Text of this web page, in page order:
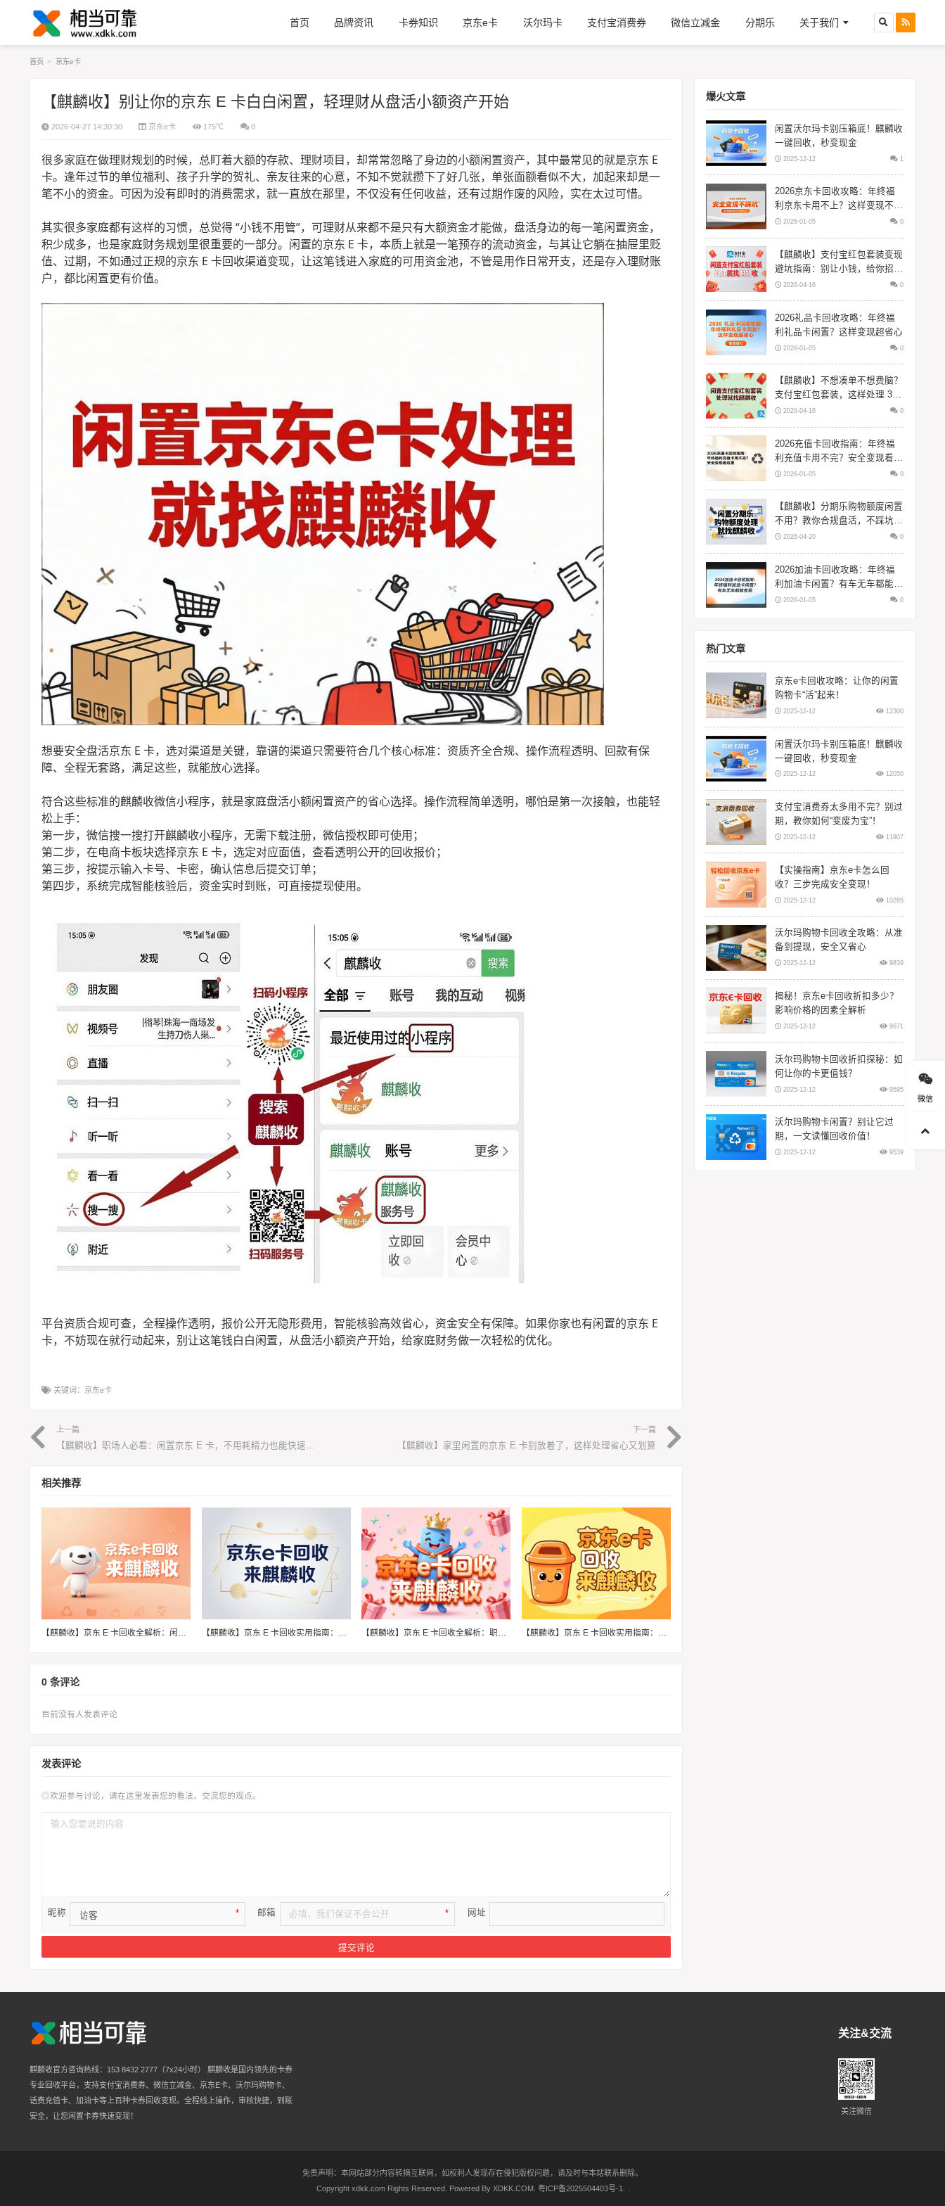
首页 品牌资讯 卡券知识 京东e卡 沃尔玛卡 支付宝消费券 微信立减金 分期乐 关于我们
首页 > 京东e卡
【麒麟收】别让你的京东 E 卡白白闲置，轻理财从盘活小额资产开始
2026-04-27 14:30:30 京东e卡 175℃ 0
很多家庭在做理财规划的时候，总盯着大额的存款、理财项目，却常常忽略了身边的小额闲置资产，其中最常见的就是京东 E
卡。逢年过节的单位福利、孩子升学的贺礼、亲友往来的心意，不知不觉就攒下了好几张，单张面额看似不大，加起来却是一
笔不小的资金。可因为没有即时的消费需求，就一直放在那里，不仅没有任何收益，还有过期作废的风险，实在太过可惜。
其实很多家庭都有这样的习惯，总觉得 “小钱不用管”，可理财从来都不是只有大额资金才能做，盘活身边的每一笔闲置资金，
积少成多，也是家庭财务规划里很重要的一部分。闲置的京东 E 卡，本质上就是一笔预存的流动资金，与其让它躺在抽屉里贬
值、过期，不如通过正规的京东 E 卡回收渠道变现，让这笔钱进入家庭的可用资金池，不管是用作日常开支，还是存入理财账
户，都比闲置更有价值。
想要安全盘活京东 E 卡，选对渠道是关键，靠谱的渠道只需要符合几个核心标准：资质齐全合规、操作流程透明、回款有保
障、全程无套路，满足这些，就能放心选择。
符合这些标准的麒麟收微信小程序，就是家庭盘活小额闲置资产的省心选择。操作流程简单透明，哪怕是第一次接触，也能轻
松上手：
第一步，微信搜一搜打开麒麟收小程序，无需下载注册，微信授权即可使用；
第二步，在电商卡板块选择京东 E 卡，选定对应面值，查看透明公开的回收报价；
第三步，按提示输入卡号、卡密，确认信息后提交订单；
第四步，系统完成智能核验后，资金实时到账，可直接提现使用。
平台资质合规可查，全程操作透明，报价公开无隐形费用，智能核验高效省心，资金安全有保障。如果你家也有闲置的京东 E
卡，不妨现在就行动起来，别让这笔钱白白闲置，从盘活小额资产开始，给家庭财务做一次轻松的优化。
关键词： 京东e卡
上一篇
【麒麟收】职场人必看：闲置京东 E 卡，不用耗精力也能快速变现
下一篇
【麒麟收】家里闲置的京东 E 卡别放着了，这样处理省心又划算
相关推荐
【麒麟收】京东 E 卡回收全解析：闲置预付卡高效变现方法 【麒麟收】京东 E 卡回收实用指南：闲置卡券轻松盘活小技巧 【麒麟收】京东 E 卡回收全解析：职场闲置权益高效变现方法 【麒麟收】京东 E 卡回收实用指南：闲置卡券轻松变现小技巧
0 条评论
目前没有人发表评论
发表评论
◎欢迎参与讨论，请在这里发表您的看法、交流您的观点。
昵称 * 邮箱 * 网址
爆火文章
闲置沃尔玛卡别压箱底！麒麟收
一键回收，秒变现金
2025-12-12 1
2026京东卡回收攻略：年终福
利京东卡用不上？这样变现不踩
坑2026-01-05 0
【麒麟收】支付宝红包套装变现
避坑指南：别让小钱，给你招来
大风险
2026-04-16 0
2026礼品卡回收攻略：年终福
利礼品卡闲置？这样变现超省心
2026-01-05 0
【麒麟收】不想凑单不想费脑？
支付宝红包套装，这样处理 3
分钟搞定
2026-04-16 0
2026充值卡回收指南：年终福
利充值卡用不完？安全变现看这
里2026-01-05 0
【麒麟收】分期乐购物额度闲置
不用？教你合规盘活，不踩坑更
省心2026-04-20 0
2026加油卡回收攻略：年终福
利加油卡闲置？有车无车都能变
现2026-01-05 0
热门文章
京东e卡回收攻略：让你的闲置
购物卡“活”起来！
2025-12-12 12300
闲置沃尔玛卡别压箱底！麒麟收
一键回收，秒变现金
2025-12-12 12050
支付宝消费券太多用不完？别过
期，教你如何“变废为宝”！
2025-12-12 11907
【实操指南】京东e卡怎么回
收？三步完成安全变现！
2025-12-12 10285
沃尔玛购物卡回收全攻略：从准
备到提现，安全又省心
2025-12-12 9839
揭秘！京东e卡回收折扣多少？
影响价格的因素全解析
2025-12-12 9671
沃尔玛购物卡回收折扣探秘：如
何让你的卡更值钱？
2025-12-12 9595
沃尔玛购物卡闲置？别让它过
期，一文读懂回收价值！
2025-12-12 9539
麒麟收官方咨询热线：153 8432 2777（7x24小时） 麒麟收是国内领先的卡券
专业回收平台，支持支付宝消费券、微信立减金、京东E卡、沃尔玛购物卡、
话费充值卡、加油卡等上百种卡券回收变现。全程线上操作，审核快捷，到账
安全，让您闲置卡券快速变现！
关注&交流
关注微信
免责声明：本网站部分内容转摘互联网，如权利人发现存在侵犯版权问题，请及时与本站联系删除。
Copyright xdkk.com Rights Reserved. Powered By XDKK.COM. 粤ICP备2025504403号-1
微信